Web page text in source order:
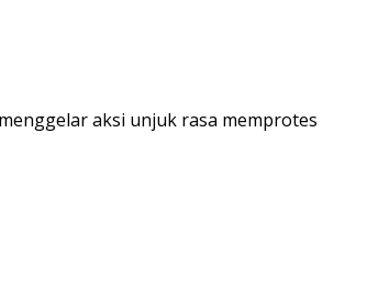
aksi unjuk rasa memprotes